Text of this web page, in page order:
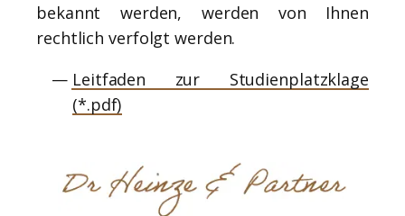
bekannt werden, werden von Ihnen
rechtlich verfolgt werden.
Leitfaden zur Studienplatzklage
(*.pdf)